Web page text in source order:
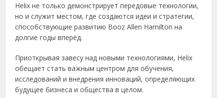
Helix не только демонстрирует передовые технологии,
но и служит местом, где создаются идеи и стратегии,
способствующие развитию Booz Allen Hamilton на
долгие годы вперёд.
Приоткрывая завесу над новыми технологиями, Helix
обещает стать важным центром для обучения,
исследований и внедрения инноваций, определяющих
будущее бизнеса и общества в целом.